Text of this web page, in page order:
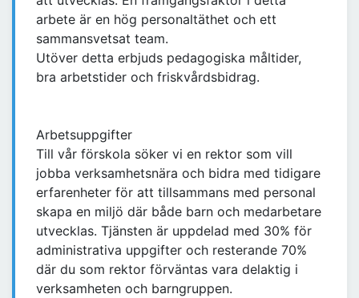
arbete är en hög personaltäthet och ett
sammansvetsat team.
Utöver detta erbjuds pedagogiska måltider,
bra arbetstider och friskvårdsbidrag.
Arbetsuppgifter
Till vår förskola söker vi en rektor som vill
jobba verksamhetsnära och bidra med tidigare
erfarenheter för att tillsammans med personal
skapa en miljö där både barn och medarbetare
utvecklas. Tjänsten är uppdelad med 30% för
administrativa uppgifter och resterande 70%
där du som rektor förväntas vara delaktig i
verksamheten och barngruppen.